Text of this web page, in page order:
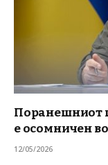
Поранешниот
е осомничен
12/05/2026